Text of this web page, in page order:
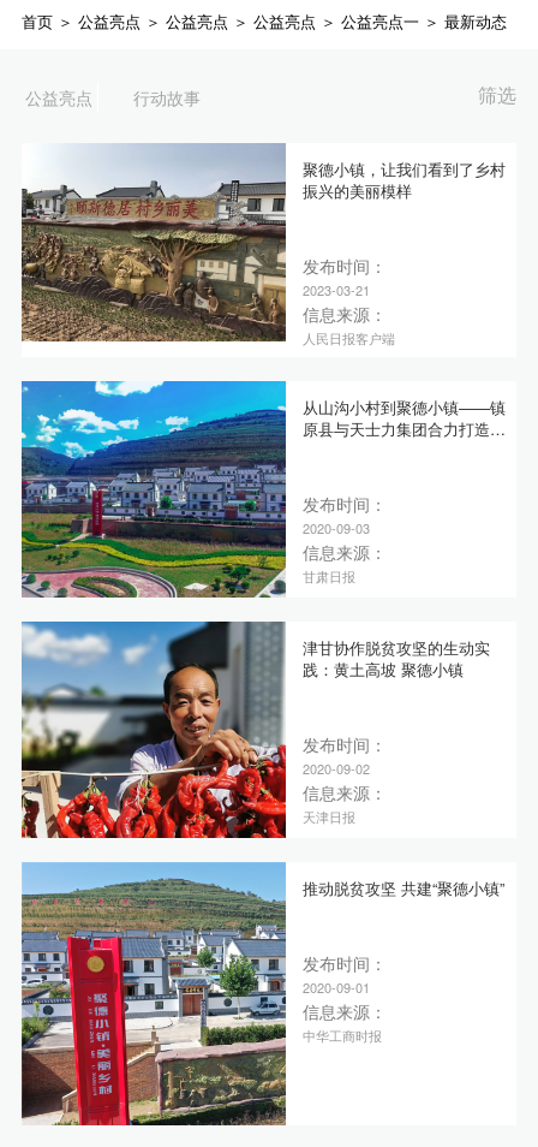
首页＞ 公益亮点 ＞ 公益亮点 ＞ 公益亮点 ＞ 公益亮点一＞ 最新动态
公益亮点 行动故事 筛选
聚德小镇，让我们看到了乡村
振兴的美丽模样
发布时间：
2023-03-21
信息来源：
人民日报客户端
从山沟小村到聚德小镇——镇
原县与天士力集团合力打造美
发布时间：
2020-09-03
信息来源：
甘肃日报
津甘协作脱贫攻坚的生动实
践：黄土高坡 聚德小镇
发布时间：
2020-09-02
信息来源：
天津日报
推动脱贫攻坚 共建“聚德小镇”
发布时间：
2020-09-01
信息来源：
中华工商时报